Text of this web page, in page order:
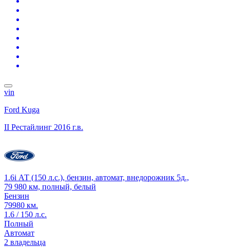
vin
Ford Kuga
II Рестайлинг 2016 г.в.
1.6i АТ (150 л.с.), бензин, автомат, внедорожник 5д.,
79 980 км, полный, белый
Бензин
79980 км.
1.6 / 150 л.с.
Полный
Автомат
2 владельца